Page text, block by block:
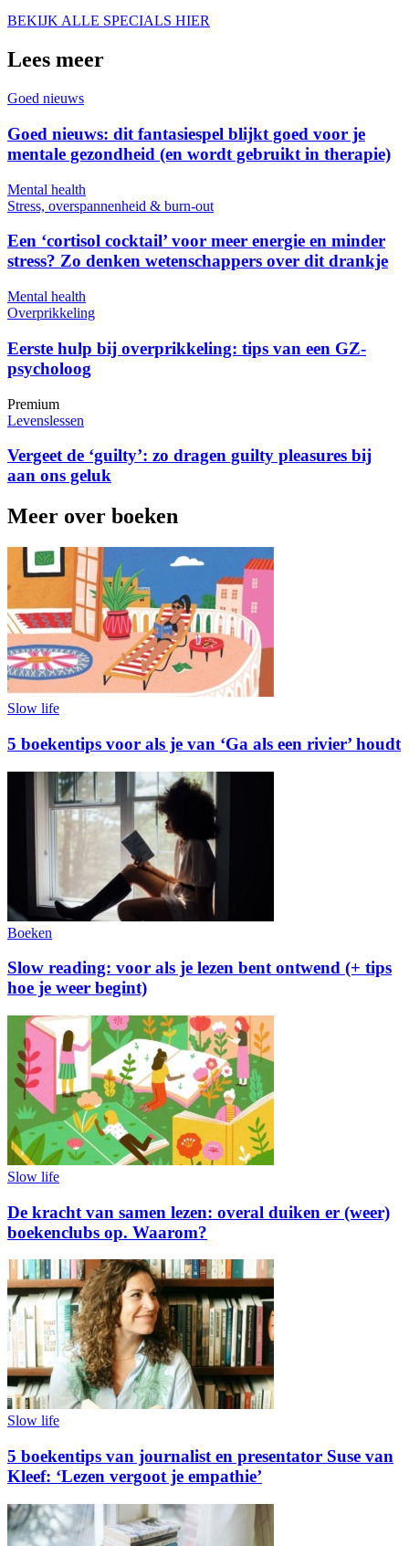
BEKIJK ALLE SPECIALS HIER
Lees meer
Goed nieuws
Goed nieuws: dit fantasiespel blijkt goed voor je
mentale gezondheid (en wordt gebruikt in therapie)
Mental health
Stress, overspannenheid & burn-out
Een ‘cortisol cocktail’ voor meer energie en minder
stress? Zo denken wetenschappers over dit drankje
Mental health
Overprikkeling
Eerste hulp bij overprikkeling: tips van een GZ-
psycholoog
Premium
Levenslessen
Vergeet de ‘guilty’: zo dragen guilty pleasures bij
aan ons geluk
Meer over boeken
Slow life
5 boekentips voor als je van ‘Ga als een rivier’ houdt
Boeken
Slow reading: voor als je lezen bent ontwend (+ tips
hoe je weer begint)
Slow life
De kracht van samen lezen: overal duiken er (weer)
boekenclubs op. Waarom?
Slow life
5 boekentips van journalist en presentator Suse van
Kleef: ‘Lezen vergoot je empathie’